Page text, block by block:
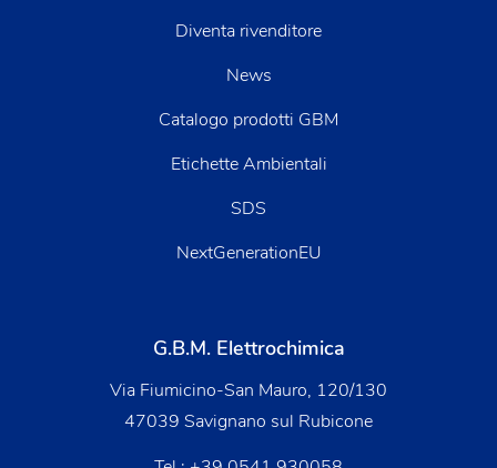
Diventa rivenditore
News
Catalogo prodotti GBM
Etichette Ambientali
SDS
NextGenerationEU
G.B.M. Elettrochimica
Via Fiumicino-San Mauro, 120/130
47039 Savignano sul Rubicone